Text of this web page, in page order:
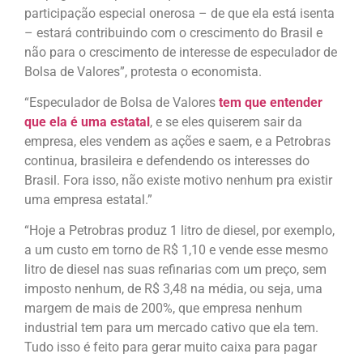
participação especial onerosa – de que ela está isenta
– estará contribuindo com o crescimento do Brasil e
não para o crescimento de interesse de especulador de
Bolsa de Valores”, protesta o economista.
“Especulador de Bolsa de Valores tem que entender
que ela é uma estatal, e se eles quiserem sair da
empresa, eles vendem as ações e saem, e a Petrobras
continua, brasileira e defendendo os interesses do
Brasil. Fora isso, não existe motivo nenhum pra existir
uma empresa estatal.”
“Hoje a Petrobras produz 1 litro de diesel, por exemplo,
a um custo em torno de R$ 1,10 e vende esse mesmo
litro de diesel nas suas refinarias com um preço, sem
imposto nenhum, de R$ 3,48 na média, ou seja, uma
margem de mais de 200%, que empresa nenhum
industrial tem para um mercado cativo que ela tem.
Tudo isso é feito para gerar muito caixa para pagar